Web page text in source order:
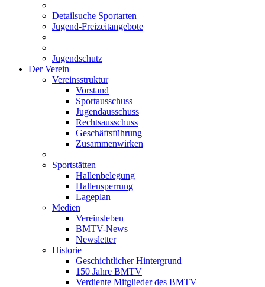
Detailsuche Sportarten
Jugend-Freizeitangebote
Jugendschutz
Der Verein
Vereinsstruktur
Vorstand
Sportausschuss
Jugendausschuss
Rechtsausschuss
Geschäftsführung
Zusammenwirken
Sportstätten
Hallenbelegung
Hallensperrung
Lageplan
Medien
Vereinsleben
BMTV-News
Newsletter
Historie
Geschichtlicher Hintergrund
150 Jahre BMTV
Verdiente Mitglieder des BMTV